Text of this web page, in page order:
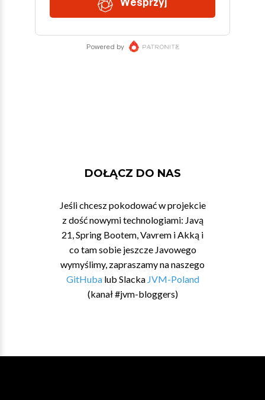
DOŁĄCZ DO NAS
Jeśli chcesz pokodować w projekcie
z dość nowymi technologiami: Javą
21, Spring Bootem, Vavrem i Akką i
co tam sobie jeszcze Javowego
wymyślimy, zapraszamy na naszego
GitHubalub Slacka JVM-Poland
(kanał #jvm-bloggers)